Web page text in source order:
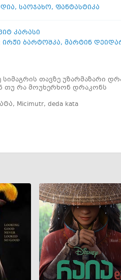
, საოჯახო, ფანტასტიკა
კარასი
ირჟი ბარტოშკა, მარტინ
სიმაგრის თავზე უზარმაზარი
თუ რა მოუხერხონ დრაკონს
, Micimutr, deda kata